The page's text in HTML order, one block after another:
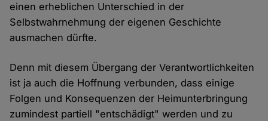
einen erheblichen Unterschied in der
Selbstwahrnehmung der eigenen Geschichte
ausmachen dürfte.
Denn mit diesem Übergang der Verantwortlichkeiten
ist ja auch die Hoffnung verbunden, dass einige
Folgen und Konsequenzen der Heimunterbringung
zumindest partiell "entschädigt" werden und zu